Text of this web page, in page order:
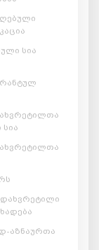
სია
დახვრეტილი
აზნაურთა